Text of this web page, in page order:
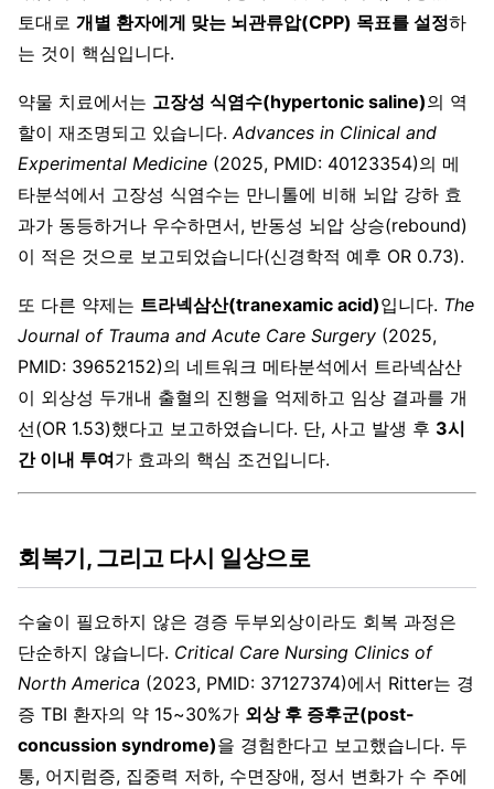
토대로 개별 환자에게 맞는 뇌관류압(CPP) 목표를 설정하
는 것이 핵심입니다.
약물 치료에서는 고장성 식염수(hypertonic saline)의 역
할이 재조명되고 있습니다.Advances in Clinical and
Experimental Medicine (2025, PMID: 40123354)의 메
타분석에서 고장성 식염수는 만니톨에 비해 뇌압 강하 효
과가 동등하거나 우수하면서, 반동성 뇌압 상승(rebound)
이 적은 것으로 보고되었습니다(신경학적 예후 OR 0.73).
또 다른 약제는 트라넥삼산(tranexamic acid)입니다. The
Journal of Trauma and Acute Care Surgery (2025,
PMID: 39652152)의 네트워크 메타분석에서 트라넥삼산
이 외상성 두개내 출혈의 진행을 억제하고 임상 결과를 개
선(OR 1.53)했다고 보고하였습니다. 단, 사고 발생 후 3시
간 이내 투여가 효과의 핵심 조건입니다.
회복기, 그리고 다시 일상으로
수술이 필요하지 않은 경증 두부외상이라도 회복 과정은
단순하지 않습니다. Critical Care Nursing Clinics of
North America (2023, PMID: 37127374)에서 Ritter는 경
증 TBI 환자의 약 15~30%가 외상 후 증후군(post-
concussion syndrome)을 경험한다고 보고했습니다. 두
통, 어지럼증, 집중력 저하, 수면장애, 정서 변화가 수 주에